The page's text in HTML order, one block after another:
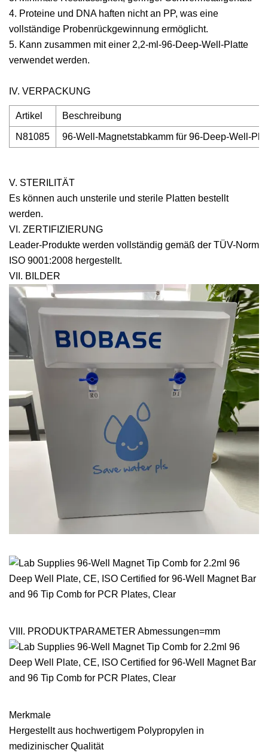
4. Proteine ​​und DNA haften nicht an PP, was eine
vollständige Probenrückgewinnung ermöglicht.
5. Kann zusammen mit einer 2,2-ml-96-Deep-Well-Platte
verwendet werden.
IV. VERPACKUNG
Artikel Beschreibung
N81085 96-Well-Magnetstabkamm für 96-Deep-Well-
V. STERILITÄT
Es können auch unsterile und sterile Platten bestellt
werden.
VI. ZERTIFIZIERUNG
Leader-Produkte werden vollständig gemäß der TÜV-Norm
ISO 9001:2008 hergestellt.
VII. BILDER
VIII. PRODUKTPARAMETER Abmessungen=mm
Merkmale
Hergestellt aus hochwertigem Polypropylen in
medizinischer Qualität